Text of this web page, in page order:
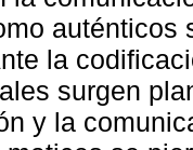
la
surgen
y la